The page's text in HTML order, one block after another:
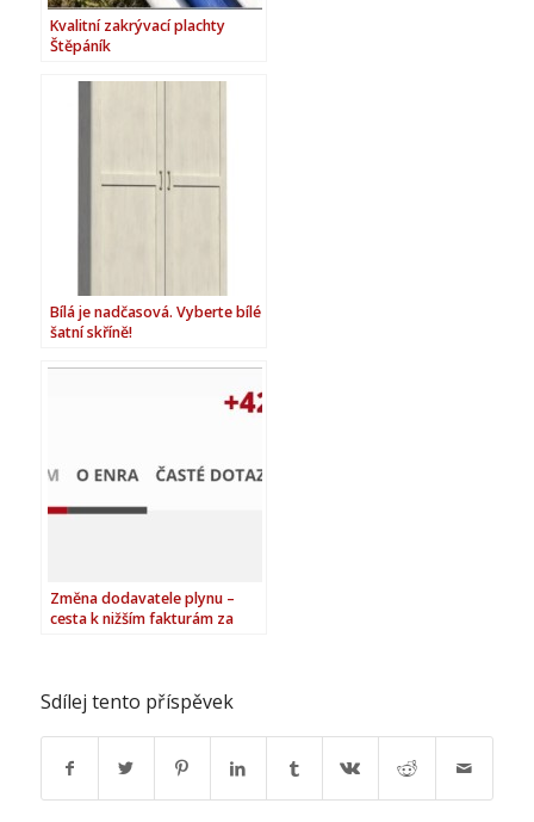
Kvalitní zakrývací plachty
Štěpáník
Bílá je nadčasová. Vyberte bílé
šatní skříně!
Změna dodavatele plynu –
cesta k nižším fakturám za
Sdílej tento příspěvek